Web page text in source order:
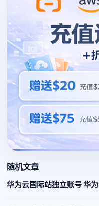
随机文章
华为云国际站独立账号 华